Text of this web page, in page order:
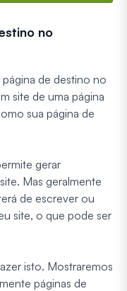
no
de destino no
site de uma página
sua página de
gerar
Mas geralmente
de escrever ou
site, o que pode ser
isto. Mostraremos
páginas de